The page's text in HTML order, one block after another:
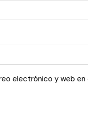
electrónico y web